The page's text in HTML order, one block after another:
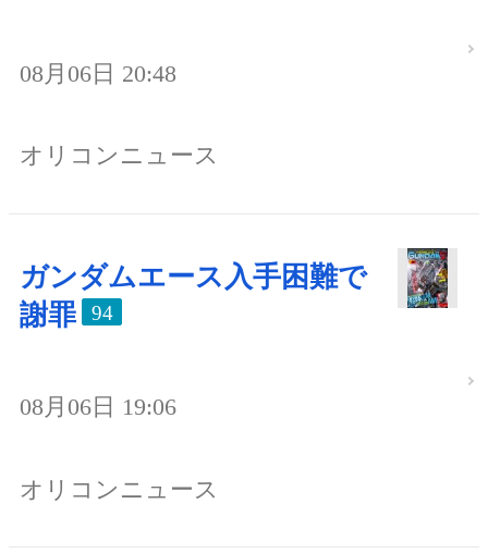
08月06日 20:48
オリコンニュース
ガンダムエース入手困難で
謝罪
94
08月06日 19:06
オリコンニュース